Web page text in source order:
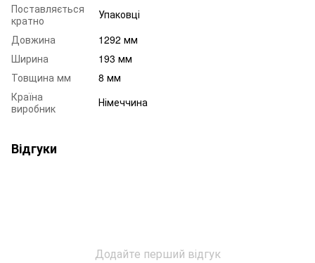
Поставляється
кратно
Упаковці
Довжина
1292 мм
Ширина
193 мм
Товщина мм
8 мм
Країна
виробник
Німеччина
Відгуки
Додайте перший відгук